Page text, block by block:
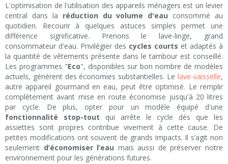
L'optimisation de l'utilisation des appareils ménagers est un levier
central dans la réduction du volume d'eau consommé au
quotidien. Recourir à quelques astuces simples permet une
différence significative. Prenons le lave-linge, grand
consommateur d'eau. Privilégier des cycles courts et adaptés à
la quantité de vêtements présente dans le tambour est conseillé.
Les programmes "Eco", disponibles sur bon nombre de modèles
actuels, génèrent des économies substantielles. Le lave-vaisselle,
autre appareil gourmand en eau, peut être optimisé. Le remplir
complètement avant mise en route économise jusqu'à 20 litres
par cycle. De plus, opter pour un modèle équipé d'une
fonctionnalité stop-tout qui arrête le cycle dès que les
assiettes sont propres contribue vivement à cette cause. De
petites modifications ont souvent de grands impacts. Il s’agit non
seulement d’économiser l’eau mais aussi de préserver notre
environnement pour les générations futures.